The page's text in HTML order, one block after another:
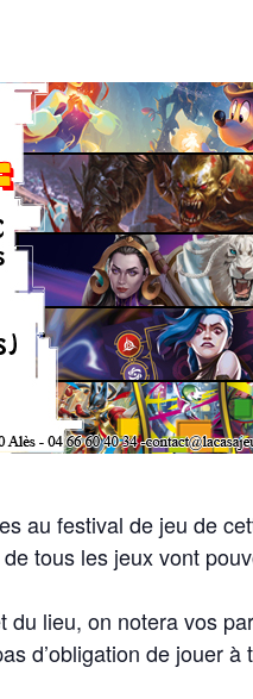
au festival de jeu de
tous les jeux vont
du lieu, on notera vos
d’obligation de jouer